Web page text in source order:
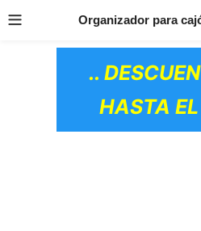
..
HASTA
Organizador para